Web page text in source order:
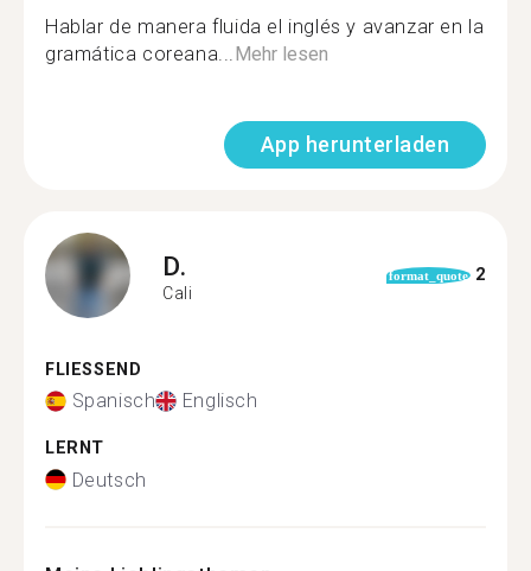
Hablar de manera fluida el inglés y avanzar en la
gramática coreana... Mehr lesen
App herunterladen
D.
Cali
format_quote 2
FLIESSEND
Spanisch Englisch
LERNT
Deutsch